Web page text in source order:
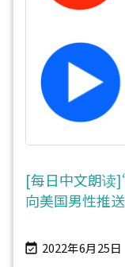
[每日中文朗读
向美国男性推
 2022年6月25日